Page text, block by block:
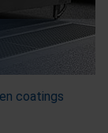
coatings